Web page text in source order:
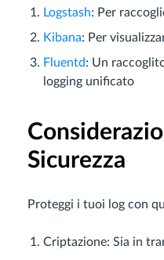
Logstash: Per
Kibana: Per
Fluentd: Un
logging unificato
Sicurezza
Proteggi i tuoi log con
Criptazione: Sia in